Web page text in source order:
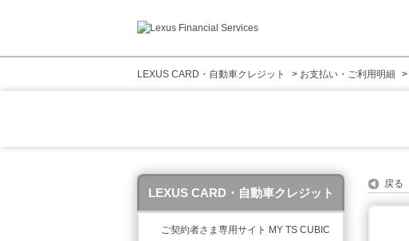
LEXUS CARD・自動車クレジット > お支払い・ご利用明細 >
LEXUS CARD・自動車クレジット
ご契約者さま専用サイト MY TS CUBIC
戻る